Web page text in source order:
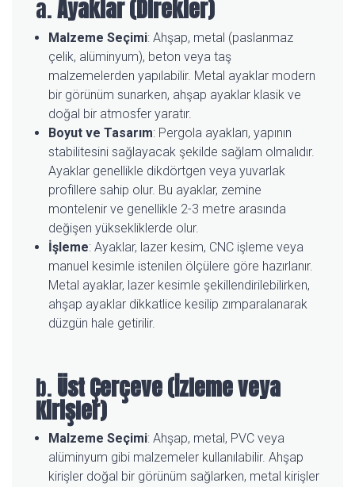
a.Ayaklar (Direkler)
Malzeme Seçimi: Ahşap, metal (paslanmaz
çelik, alüminyum), beton veya taş
malzemelerden yapılabilir. Metal ayaklar modern
bir görünüm sunarken, ahşap ayaklar klasik ve
doğal bir atmosfer yaratır.
Boyut ve Tasarım: Pergola ayakları, yapının
stabilitesini sağlayacak şekilde sağlam olmalıdır.
Ayaklar genellikle dikdörtgen veya yuvarlak
profillere sahip olur. Bu ayaklar, zemine
montelenir ve genellikle 2-3 metre arasında
değişen yüksekliklerde olur.
İşleme: Ayaklar, lazer kesim, CNC işleme veya
manuel kesimle istenilen ölçülere göre hazırlanır.
Metal ayaklar, lazer kesimle şekillendirilebilirken,
ahşap ayaklar dikkatlice kesilip zımparalanarak
düzgün hale getirilir.
b.Üst Çerçeve (İzleme veya
Kirişler)
Malzeme Seçimi: Ahşap, metal, PVC veya
alüminyum gibi malzemeler kullanılabilir. Ahşap
kirişler doğal bir görünüm sağlarken, metal kirişler